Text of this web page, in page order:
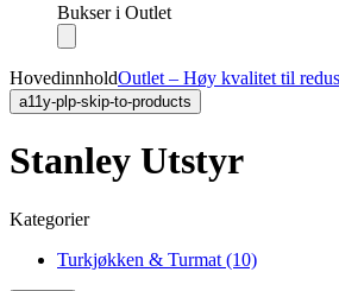
Bukser i Outlet
HovedinnholdOutlet – Høy kvalitet til
a11y-plp-skip-to-products
Stanley Utstyr
Kategorier
Turkjøkken & Turmat (10)